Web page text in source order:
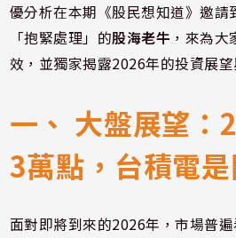
優分析在本期《股民想知道》邀請
「抱緊處理」的股海老牛 ，來為
效，並獨家揭露2026年的投資展望
一、 大盤展望：
3萬點，台積電
面對即將到來的2026年，市場普